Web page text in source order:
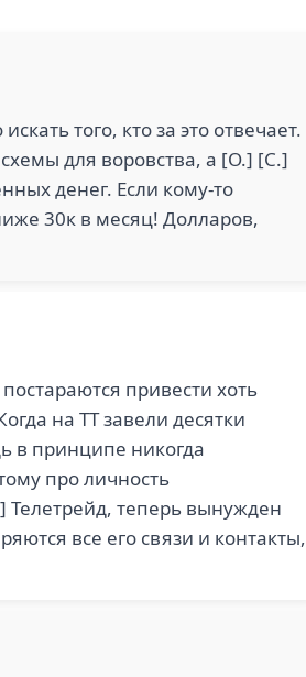
того, кто за это отвечает.
для воровства, а [О.] [С.]
денег. Если кому-то
30к в месяц! Долларов,
привести хоть
на ТТ завели десятки
в принципе никогда
про личность
Телетрейд, теперь вынужден
все его связи и контакты,